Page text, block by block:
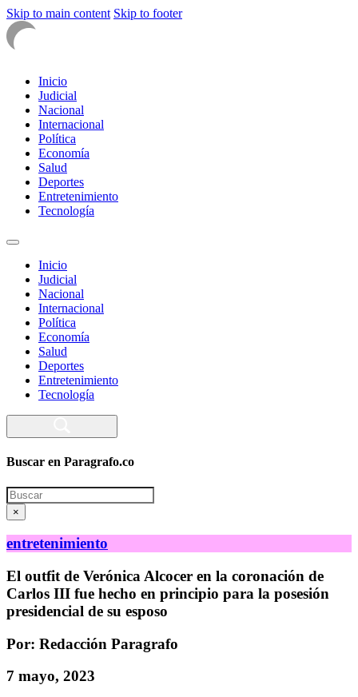
Skip to main content Skip to footer
Inicio
Judicial
Nacional
Internacional
Política
Economía
Salud
Deportes
Entretenimiento
Tecnología
Inicio
Judicial
Nacional
Internacional
Política
Economía
Salud
Deportes
Entretenimiento
Tecnología
Buscar en Paragrafo.co
Search
×
entretenimiento
El outfit de Verónica Alcocer en la coronación de
Carlos III fue hecho en principio para la posesión
presidencial de su esposo
Por: Redacción Paragrafo
7 mayo, 2023